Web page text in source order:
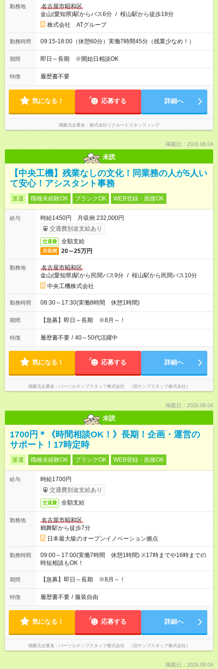
勤務地
名古屋市昭和区
金山(愛知県)駅からバス6分 / 桜山駅から徒歩18分
株式会社 ATグループ
勤務時間 09:15-18:00（休憩60分）実働7時間45分（残業少なめ！）
期間 即日～長期 ※開始日相談OK
特徴 履歴書不要
気になる！ 応募する 詳細へ
掲載元企業名 株式会社リクルートスタッフィング
掲載日：2026.08.04
未読
【中央工機】残業なしの文化！同業務の人が5人い
て安心！アシスタント事務
派遣 職種未経験OK ブランクOK WEB登録・面接OK
給与
時給1450円 月収例 232,000円
交通費別途支給あり
交通費 全額支給
月収例 20～25万円
勤務地
名古屋市昭和区
金山(愛知県)駅から民間バス9分 / 桜山駅から民間バス10分
中央工機株式会社
勤務時間 08:30～17:30(実働8時間 休憩1時間)
期間 【急募】即日～長期 ※8月～！
特徴 履歴書不要 / 40～50代活躍中
気になる！ 応募する 詳細へ
掲載元企業名 パーソルテンプスタッフ株式会社 （旧テンプスタッフ株式会社）
掲載日：2026.08.04
未読
1700円＊《時間相談OK！》長期！企画・運営の
サポート！17時定時
派遣 職種未経験OK ブランクOK WEB登録・面接OK
給与
時給1700円
交通費別途支給あり
交通費 全額支給
勤務地
名古屋市昭和区
鶴舞駅から徒歩7分
日本最大級のオープンイノベーション拠点
勤務時間
09:00～17:00(実働7時間 休憩1時間) ※17時までや16時までの
時短相談もOK！
期間 【急募】即日～長期 ※8月～！
特徴 履歴書不要 / 服装自由
気になる！ 応募する 詳細へ
掲載元企業名 パーソルテンプスタッフ株式会社 （旧テンプスタッフ株式会社）
掲載日：2026.08.04